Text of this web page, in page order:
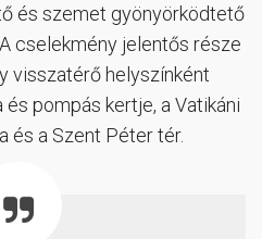
és szemet gyönyörködtető
cselekmény jelentős része
visszatérő helyszínként
pompás kertje, a Vatikáni
és a Szent Péter tér.